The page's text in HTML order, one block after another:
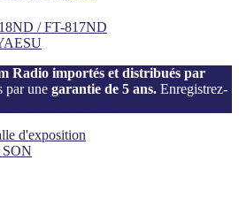
/ FT-817ND
Radio importés et distribués par
par une garantie de 5 ans. Enregistrez-
d'exposition